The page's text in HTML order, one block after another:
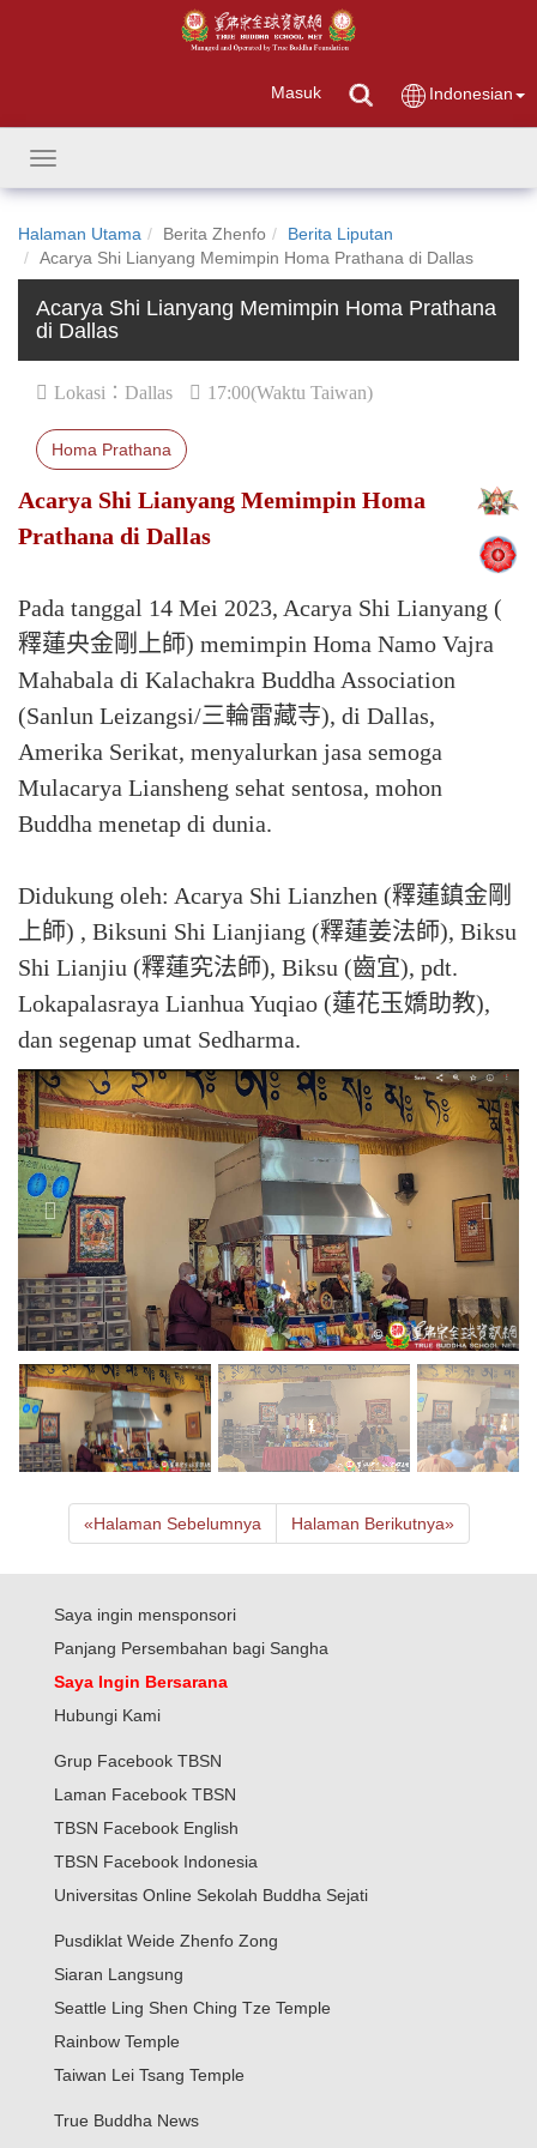
Masuk Indonesian
Toggle
navigation
Halaman Utama Berita Zhenfo
Berita Liputan
Acarya Shi Lianyang Memimpin Homa Prathana di Dallas
Acarya Shi Lianyang Memimpin Homa Prathana
di Dallas
Lokasi：Dallas 17:00(Waktu Taiwan)
Homa Prathana
Acarya Shi Lianyang Memimpin Homa
Prathana di Dallas
Pada tanggal 14 Mei 2023, Acarya Shi Lianyang (
釋蓮央金剛上師) memimpin Homa Namo Vajra
Mahabala di Kalachakra Buddha Association
(Sanlun Leizangsi/三輪雷藏寺), di Dallas,
Amerika Serikat, menyalurkan jasa semoga
Mulacarya Liansheng sehat sentosa, mohon
Buddha menetap di dunia.
Didukung oleh: Acarya Shi Lianzhen (釋蓮鎮金剛
上師) , Biksuni Shi Lianjiang (釋蓮姜法師), Biksu
Shi Lianjiu (釋蓮究法師), Biksu (齒宜), pdt.
Lokapalasraya Lianhua Yuqiao (蓮花玉嬌助教),
dan segenap umat Sedharma.
«Halaman Sebelumnya Halaman Berikutnya»
Saya ingin mensponsori
Panjang Persembahan bagi Sangha
Saya Ingin Bersarana
Hubungi Kami
Grup Facebook TBSN
Laman Facebook TBSN
TBSN Facebook English
TBSN Facebook Indonesia
Universitas Online Sekolah Buddha Sejati
Pusdiklat Weide Zhenfo Zong
Siaran Langsung
Seattle Ling Shen Ching Tze Temple
Rainbow Temple
Taiwan Lei Tsang Temple
True Buddha News